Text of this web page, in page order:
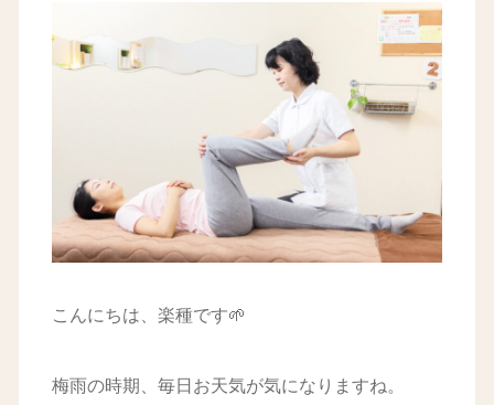
こんにちは、楽種です🌱
梅雨の時期、毎日お天気が気になりますね。